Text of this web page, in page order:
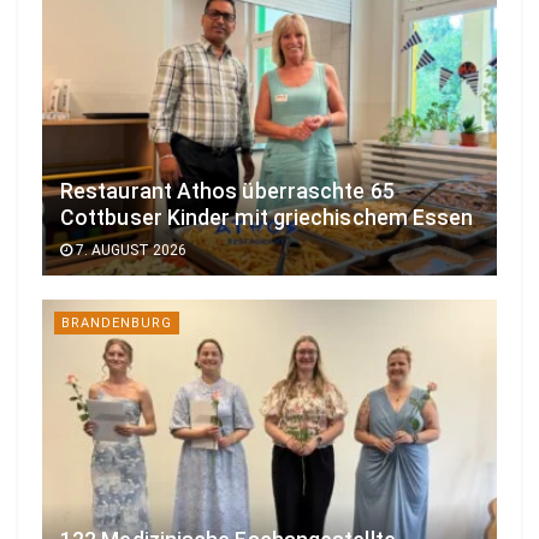
Restaurant Athos überraschte 65
Cottbuser Kinder mit griechischem Essen
7. AUGUST 2026
BRANDENBURG